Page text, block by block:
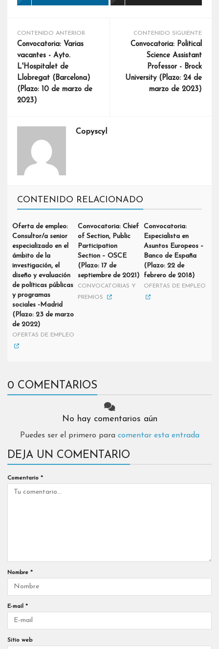
CONTENIDO ANTERIOR
Convocatoria: Varias
vacantes - Ayto.
L'Hospitalet de
Llobregat (Barcelona)
(Plazo: 10 de marzo de
2023)
CONTENIDO SIGUIENTE
Convocatoria: Political
Science Assistant
Professor - Brock
University (Plazo: 24 de
marzo de 2023)
Copyscyl
CONTENIDO RELACIONADO
Oferta de empleo:
Consultor/a senior
especializado en el
ámbito de la
investigación, el
diseño y evaluación
de políticas públicas
y programas
sociales -Madrid
(Plazo: 23 de marzo
de 2022)
OFERTAS DE EMPLEO
Convocatoria: Chief
of Section, Public
Participation
Section – OSCE
(Plazo: 17 de
septiembre de 2021)
CONVOCATORIAS Y
PREMIOS
Convocatoria:
Especialista en
Asuntos Europeos –
Banco de España
(Plazo: 22 de
febrero de 2018)
OFERTAS DE EMPLEO
0 COMENTARIOS
No hay comentarios aún
Puedes ser el primero para comentar esta entrada
DEJA UN COMENTARIO
Comentario *
Nombre *
E-mail *
Sitio web